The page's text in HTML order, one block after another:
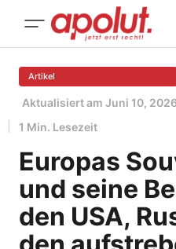
Artikel
Aktualisiert am Juni 10, 2026
1 Min. Lesezeit
Europas
und seine
den USA,